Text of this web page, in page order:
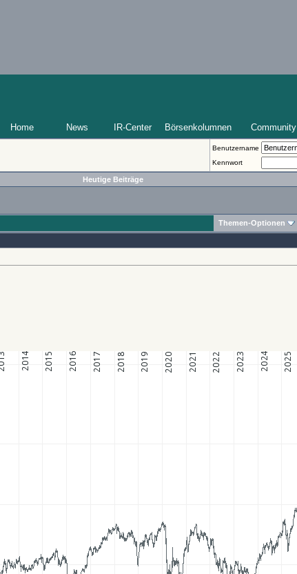
Home News IR-Center Börsenkolumnen Community
Benutzername
Kennwort
Heutige Beiträge
Themen-Optionen